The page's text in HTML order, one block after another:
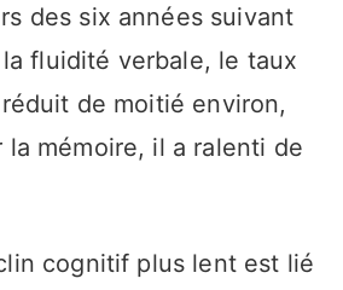
des six années suivant
fluidité verbale, le taux
de moitié environ,
mémoire, il a ralenti de
cognitif plus lent est lié